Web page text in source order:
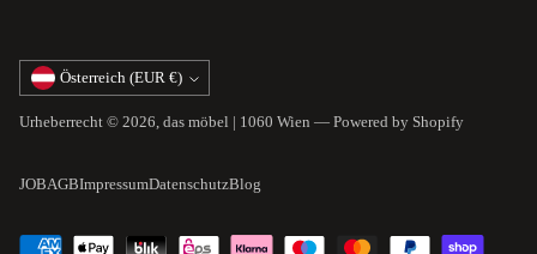
Währung Österreich (EUR €)
Urheberrecht © 2026, das möbel | 1060 Wien — Powered by Shopify
JOBAGBImpressumDatenschutzBlog